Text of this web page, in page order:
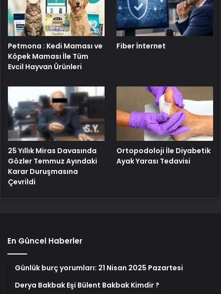
Petmona : Kedi Maması ve
Köpek Maması İle Tüm
Evcil Hayvan Ürünleri
Fiber İnternet
25 Yıllık Miras Davasında
Gözler Temmuz Ayındaki
Karar Duruşmasına
Çevrildi
Ortopodoloji İle Diyabetik
Ayak Yarası Tedavisi
En Güncel Haberler
Günlük burç yorumları: 21 Nisan 2025 Pazartesi
Derya Bakbak Eşi Bülent Bakbak Kimdir ?